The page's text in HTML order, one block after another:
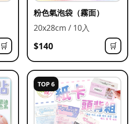
🛒
粉色氣泡袋（霧面）
20x28cm / 10入
$140 🛒
TOP 6